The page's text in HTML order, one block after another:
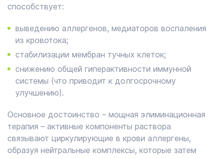
способствует:
выведению аллергенов, медиаторов воспаления
из кровотока;
стабилизации мембран тучных клеток;
снижению общей гиперактивности иммунной
системы (что приводит к долгосрочному
улучшению).
Основное достоинство – мощная элиминационная
терапия – активные компоненты раствора
связывают циркулирующие в крови аллергены,
образуя нейтральные комплексы, которые затем